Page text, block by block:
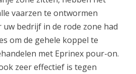
vaarzen te ontwormen
uw bedrijf in de rode zone had
om de gehele koppel te
met Eprinex pour-on.
zeer effectief is tegen